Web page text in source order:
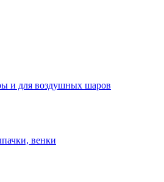
и для воздушных шаров
венки